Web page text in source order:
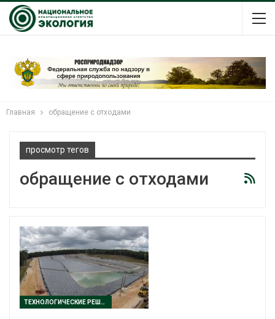
Главная обращение с отходами
просмотр тегов
обращение с отходами
ТЕХНОЛОГИЧЕСКИЕ РЕШЕНИЯ